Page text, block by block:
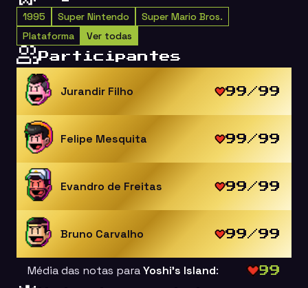
1995 Super Nintendo
Super Mario Bros.
Plataforma
Ver todas
Participantes
Jurandir Filho 99/99
Felipe Mesquita 99/99
Evandro de Freitas 99/99
Bruno Carvalho 99/99
Média das notas paraYoshi's Island: 99